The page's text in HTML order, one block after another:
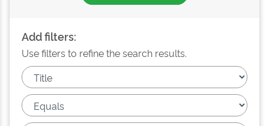
Add filters:
Use filters to refine the search results.